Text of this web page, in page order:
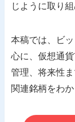
じように取り組
本稿では、ビ
心に、仮想通
管理、将来性
関連銘柄をわ